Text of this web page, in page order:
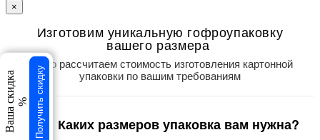
×
Изготовим уникальную гофроупаковку
вашего размера
Точно рассчитаем стоимость изготовления картонной
упаковки по вашим требованиям
/3 Каких размеров упаковка вам нужна?
Ваша скидка % Получить скидку